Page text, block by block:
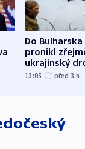
Do Bulharska
pronikl
ukrajinský
explodoval
13:05 před 3 h